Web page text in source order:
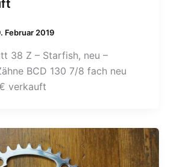
Februar 2019
38 Z – Starfish, neu –
BCD 130 7/8 fach neu
verkauft